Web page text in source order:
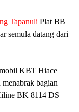
Tapanuli Plat BB
semula datang dari
KBT Hiace
bagian
BK 8114 DS